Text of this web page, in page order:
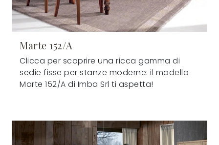
Marte 152/A
Clicca per scoprire una ricca gamma di
sedie fisse per stanze moderne: il modello
Marte 152/A di Imba Srl ti aspetta!